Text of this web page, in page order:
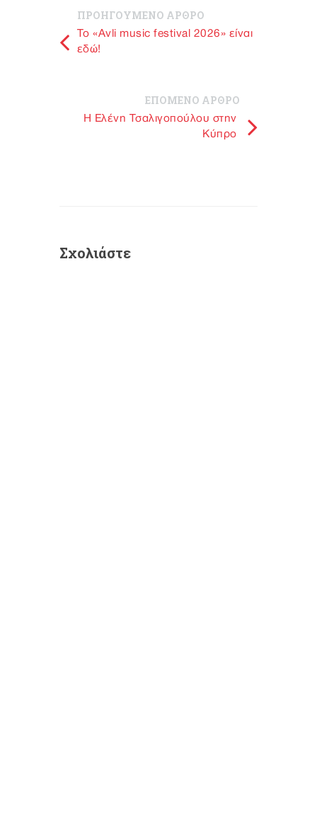
ΠΡΟΗΓΟΥΜΕΝΟ ΑΡΘΡΟ
To «Avli music festival 2026» είναι
εδώ!
ΕΠΟΜΕΝΟ ΑΡΘΡΟ
Η Ελένη Τσαλιγοπούλου στην
Κύπρο
Σχολιάστε